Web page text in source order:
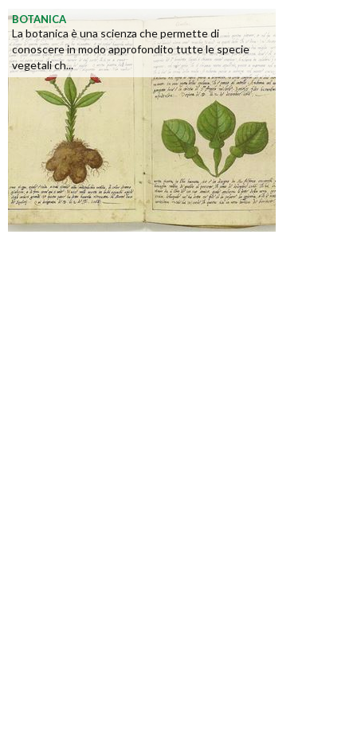
BOTANICA
La botanica è una scienza che permette di
conoscere in modo approfondito tutte le specie
vegetali ch...